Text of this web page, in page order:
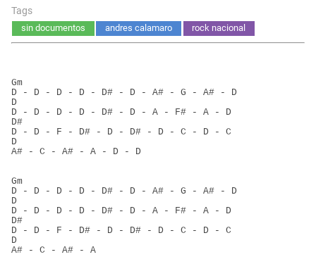
Tags
sin documentos andres calamaro rock nacional
Gm
D - D - D - D - D# - D - A# - G - A# - D
D
D - D - D - D - D# - D - A - F# - A - D
D#
D - D - F - D# - D - D# - D - C - D - C
D
A# - C - A# - A - D - D
Gm
D - D - D - D - D# - D - A# - G - A# - D
D
D - D - D - D - D# - D - A - F# - A - D
D#
D - D - F - D# - D - D# - D - C - D - C
D
A# - C - A# - A